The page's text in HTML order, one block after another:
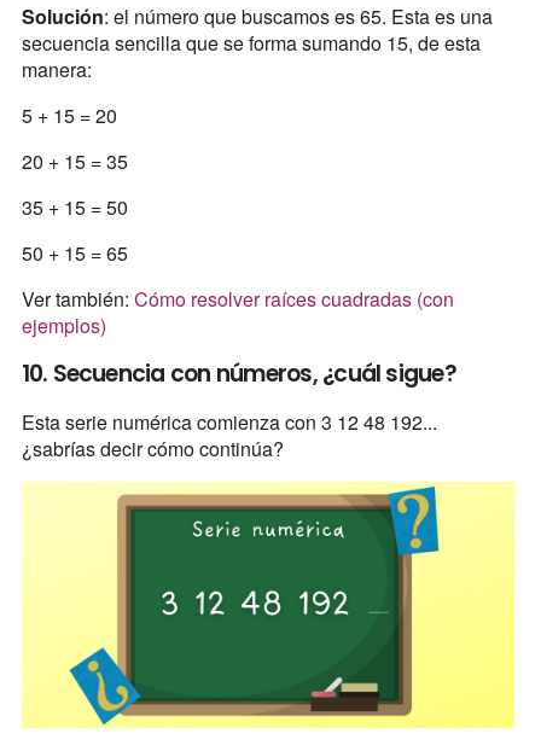
Solución: el número que buscamos es 65. Esta es una
secuencia sencilla que se forma sumando 15, de esta
manera:
5 + 15 = 20
20 + 15 = 35
35 + 15 = 50
50 + 15 = 65
Ver también: Cómo resolver raíces cuadradas (con
ejemplos)
10. Secuencia con números, ¿cuál sigue?
Esta serie numérica comienza con 3 12 48 192...
¿sabrías decir cómo continúa?